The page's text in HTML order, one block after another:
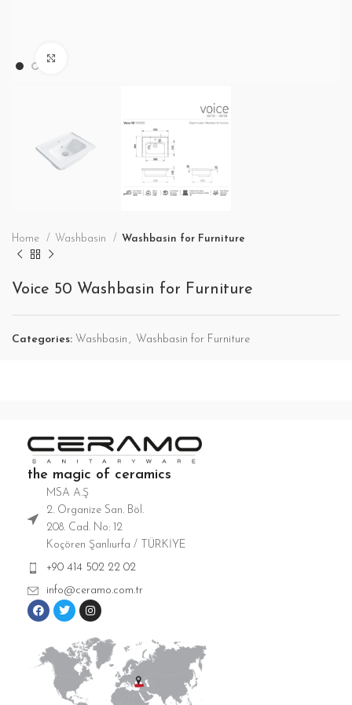
Home Washbasin Washbasin for Furniture
Voice 50 Washbasin for Furniture
Categories: Washbasin , Washbasin for Furniture
the magic of ceramics
MSA A.Ş
2. Organize San. Böl.
208. Cad. No: 12
Koçören Şanlıurfa / TÜRKİYE
+90 414 502 22 02
info@ceramo.com.tr